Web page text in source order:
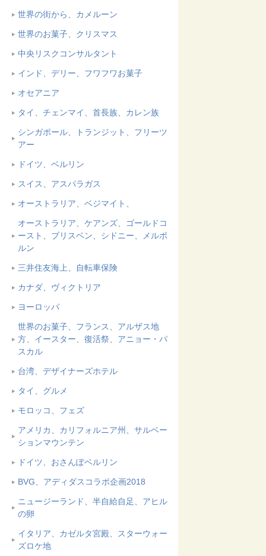
世界の街から、カメルーン
世界のお菓子、クリスマス
中央リスクコンサルタント
インド、デリー、フワフワお菓子
オセアニア
タイ、チェンマイ、首長族、カレン族
シンガポール、トランジット、フリーツ
アー
ドイツ、ベルリン
スイス、アスパラガス
オーストラリア、ベジマイト、
オーストラリア、ケアンズ、ゴールドコ
ースト、ブリスベン、シドニー、メルボ
ルン
三井住友海上、自転車保険
カナダ、ヴィクトリア
ヨーロッパ
世界のお菓子、フランス、アルザス地
方、イースター、復活祭、アニョー・パ
スカル
台湾、デザイナーズホテル
タイ、グルメ
モロッコ、フェズ
アメリカ、カリフォルニア州、サルベー
ションマウンテン
ドイツ、おさんぽベルリン
BVG、アディダスコラボ企画2018
ニュージーランド、半自給自足、アヒル
の卵
イタリア、カゼルタ宮殿、スターウォー
ズロケ地